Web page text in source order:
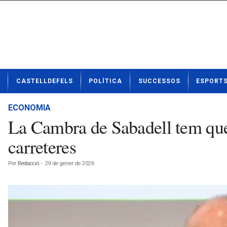
t
CASTELLDEFELS POLÍTICA SUCCESSOS ESPORTS
ECONOMIA
La Cambra de Sabadell tem
carreteres
Por Redacció - 29 de gener de 2026